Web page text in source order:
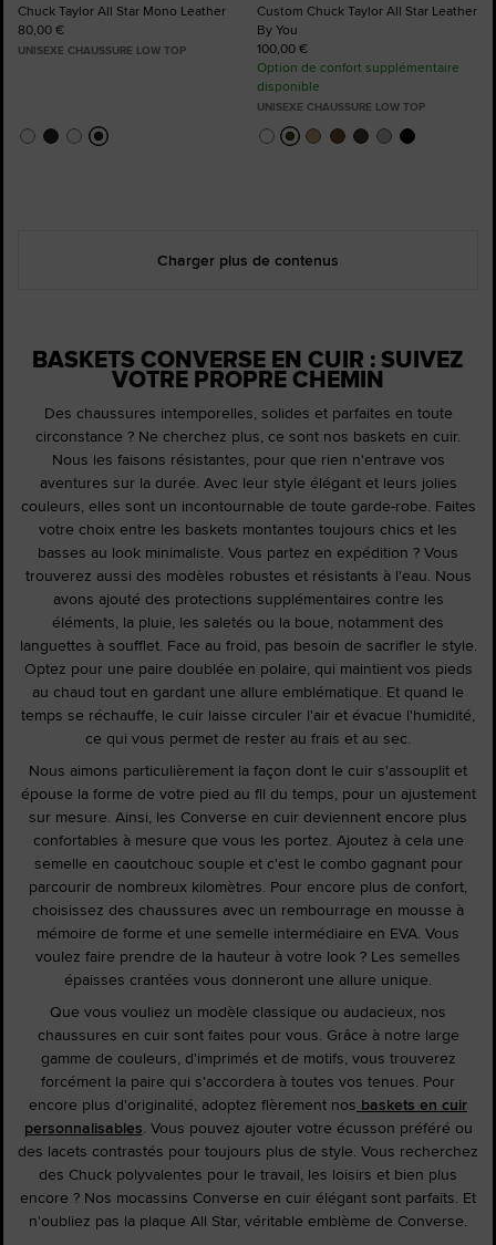
Chuck Taylor All Star Mono Leather
80,00 €
UNISEXE CHAUSSURE LOW TOP
Custom Chuck Taylor All Star Leather
By You
100,00 €
Option de confort supplémentaire
disponible
UNISEXE CHAUSSURE LOW TOP
Charger plus de contenus
BASKETS CONVERSE EN CUIR : SUIVEZ
VOTRE PROPRE CHEMIN
Des chaussures intemporelles, solides et parfaites en toute
circonstance ? Ne cherchez plus, ce sont nos baskets en cuir.
Nous les faisons résistantes, pour que rien n'entrave vos
aventures sur la durée. Avec leur style élégant et leurs jolies
couleurs, elles sont un incontournable de toute garde-robe. Faites
votre choix entre les baskets montantes toujours chics et les
basses au look minimaliste. Vous partez en expédition ? Vous
trouverez aussi des modèles robustes et résistants à l'eau. Nous
avons ajouté des protections supplémentaires contre les
éléments, la pluie, les saletés ou la boue, notamment des
languettes à soufflet. Face au froid, pas besoin de sacrifier le style.
Optez pour une paire doublée en polaire, qui maintient vos pieds
au chaud tout en gardant une allure emblématique. Et quand le
temps se réchauffe, le cuir laisse circuler l'air et évacue l'humidité,
ce qui vous permet de rester au frais et au sec.
Nous aimons particulièrement la façon dont le cuir s'assouplit et
épouse la forme de votre pied au fil du temps, pour un ajustement
sur mesure. Ainsi, les Converse en cuir deviennent encore plus
confortables à mesure que vous les portez. Ajoutez à cela une
semelle en caoutchouc souple et c'est le combo gagnant pour
parcourir de nombreux kilomètres. Pour encore plus de confort,
choisissez des chaussures avec un rembourrage en mousse à
mémoire de forme et une semelle intermédiaire en EVA. Vous
voulez faire prendre de la hauteur à votre look ? Les semelles
épaisses crantées vous donneront une allure unique.
Que vous vouliez un modèle classique ou audacieux, nos
chaussures en cuir sont faites pour vous. Grâce à notre large
gamme de couleurs, d'imprimés et de motifs, vous trouverez
forcément la paire qui s'accordera à toutes vos tenues. Pour
encore plus d'originalité, adoptez fièrement nos baskets en cuir
personnalisables. Vous pouvez ajouter votre écusson préféré ou
des lacets contrastés pour toujours plus de style. Vous recherchez
des Chuck polyvalentes pour le travail, les loisirs et bien plus
encore ? Nos mocassins Converse en cuir élégant sont parfaits. Et
n'oubliez pas la plaque All Star, véritable emblème de Converse.